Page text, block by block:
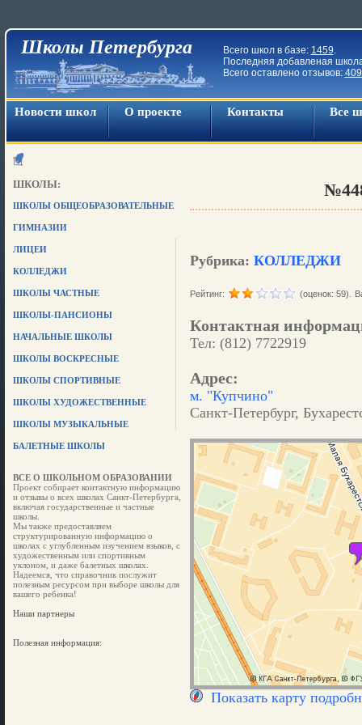
Школы Петербурга Всего школ в базе: 1459.
Последняя добавленая
Всего оставлено отзывов:
Новости школ О проекте Контакты Все
ШКОЛЫ:
ШКОЛЫ ОБЩЕОБРАЗОВАТЕЛЬНЫЕ
ГИМНАЗИИ
ЛИЦЕИ
КОЛЛЕДЖИ
ШКОЛЫ ЧАСТНЫЕ
ШКОЛЫ-ПАНСИОНЫ
НАЧАЛЬНЫЕ ШКОЛЫ
ШКОЛЫ ВОСКРЕСНЫЕ
ШКОЛЫ СПОРТИВНЫЕ
ШКОЛЫ ХУДОЖЕСТВЕННЫЕ
ШКОЛЫ МУЗЫКАЛЬНЫЕ
БАЛЕТНЫЕ ШКОЛЫ
ВСЕ О ШКОЛЬНОМ ОБРАЗОВАНИИ
Проект собирает контактную информацию
и отзывы о всех школах Санкт-Петербурга,
включая государственные и частные
школы.
Мы также предоставляем
структурированную информацию о
школах с углубленным изучением языков, с
художественным или спортивным
уклоном, и даже балетных школах.
Надеемся, что справочник послужит
полезным ресурсом при выборе школы для
вашего ребенка!
Наши партнеры
Полезная информация:
Рубрика: КОЛЛЕДЖИ
Рейтинг: (оценок: 59).
Контактная
Тел: (812) 7722919
Адрес:
м. "Купчино"
Санкт-Петербург,
Показать карту